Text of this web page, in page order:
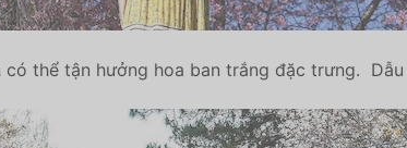
có thể tận hưởng hoa ban trắng đặc trưng.